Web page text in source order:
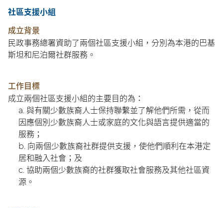
社區支援小組
成立背景
民政事務總署資助了兩個社區支援小組，分別為本港的巴基
斯坦和尼泊爾社群服務。
工作目標
成立兩個社區支援小組的主要目的為：
與有關少數族裔人士保持聯繫並了解他們所需，從而
因應個別少數族裔人士或家庭的文化與語言提供適當的
服務；
向兩個少數族裔社群提供支援，使他們順利在本港定
居和融入社會；及
協助兩個少數族裔的社群獲取社會服務及其他社區資
源。